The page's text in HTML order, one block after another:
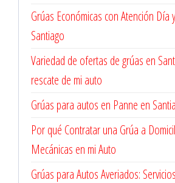
Grúas Económicas con Atención Día
Santiago
Variedad de ofertas de grúas en
rescate de mi auto
Grúas para autos en Panne en
Por qué Contratar una Grúa a
Mecánicas en mi Auto
Grúas para Autos Averiados: